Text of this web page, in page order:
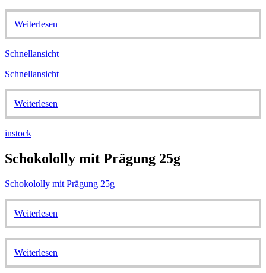
Weiterlesen
Schnellansicht
Schnellansicht
Weiterlesen
instock
Schokololly mit Prägung 25g
Schokololly mit Prägung 25g
Weiterlesen
Weiterlesen